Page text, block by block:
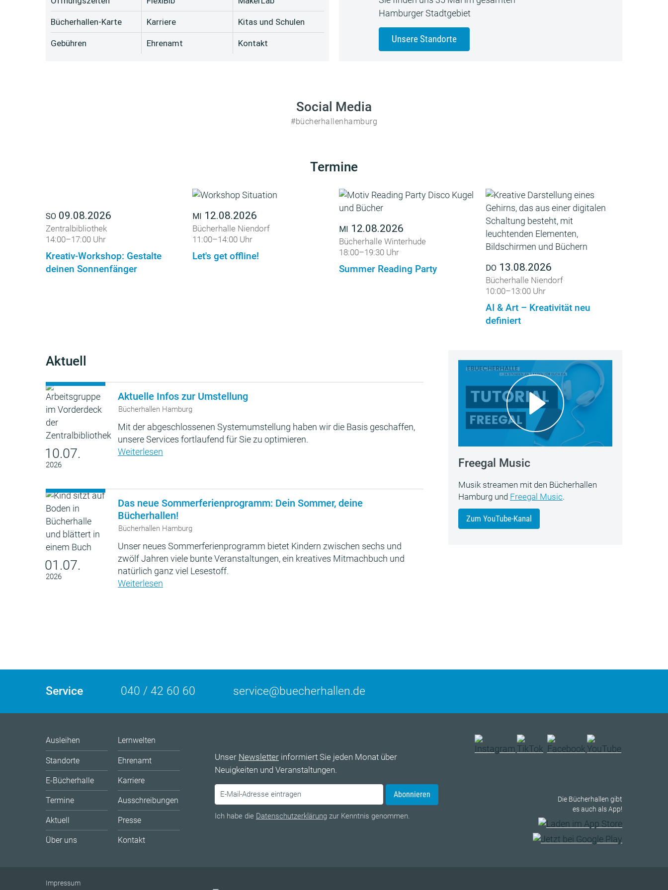
Bücherhallen-Karte
Gebühren
Karriere
Ehrenamt
Kitas und Schulen
Kontakt
Hamburger Stadtgebiet
Unsere Standorte
Social Media
#bücherhallenhamburg
Termine
SO 09.08.2026
Zentralbibliothek
14:00–17:00 Uhr
Kreativ-Workshop: Gestalte
deinen Sonnenfänger
MI 12.08.2026
Bücherhalle Niendorf
11:00–14:00 Uhr
Let's get offline!
MI 12.08.2026
Bücherhalle Winterhude
18:00–19:30 Uhr
Summer Reading Party DO 13.08.2026
Bücherhalle Niendorf
10:00–13:00 Uhr
AI & Art – Kreativität neu
definiert
Aktuell
10.07.
2026
Aktuelle Infos zur Umstellung
Bücherhallen Hamburg
Mit der abgeschlossenen Systemumstellung haben wir die Basis geschaffen,
unsere Services fortlaufend für Sie zu optimieren.
Weiterlesen
01.07.
2026
Das neue Sommerferienprogramm: Dein Sommer, deine
Bücherhallen!
Bücherhallen Hamburg
Unser neues Sommerferienprogramm bietet Kindern zwischen sechs und
zwölf Jahren viele bunte Veranstaltungen, ein kreatives Mitmachbuch und
natürlich ganz viel Lesestoff.
Weiterlesen
Freegal Music
Musik streamen mit den Bücherhallen
Hamburg und Freegal Music.
Zum YouTube-Kanal
Service 040 / 42 60 60 service@buecherhallen.de
Ausleihen
Standorte
E-Bücherhalle
Termine
Aktuell
Über uns
Lernwelten
Ehrenamt
Karriere
Ausschreibungen
Presse
Kontakt
Unser Newsletter informiert Sie jeden Monat über
Neuigkeiten und Veranstaltungen.
Abonnieren
Ich habe die Datenschutzerklärung zur Kenntnis genommen.
Die Bücherhallen gibt
es auch als App!
Impressum